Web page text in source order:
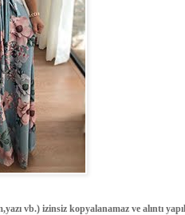
vb.) izinsiz kopyalanamaz ve alıntı